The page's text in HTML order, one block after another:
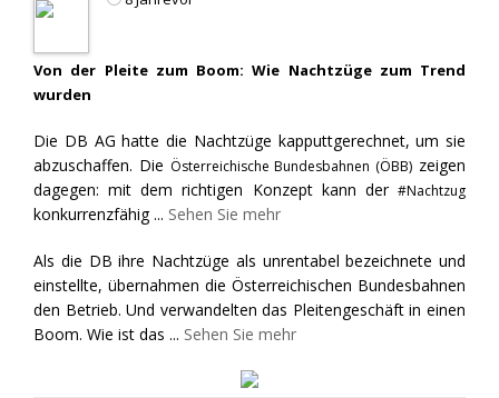
Von der Pleite zum Boom: Wie Nachtzüge zum Trend
wurden
Die DB AG hatte die Nachtzüge kapputtgerechnet, um sie
abzuschaffen. Die Österreichische Bundesbahnen (ÖBB) zeigen
dagegen: mit dem richtigen Konzept kann der #Nachtzug
konkurrenzfähig ... Sehen Sie mehr
Als die DB ihre Nachtzüge als unrentabel bezeichnete und
einstellte, übernahmen die Österreichischen Bundesbahnen
den Betrieb. Und verwandelten das Pleitengeschäft in einen
Boom. Wie ist das ... Sehen Sie mehr